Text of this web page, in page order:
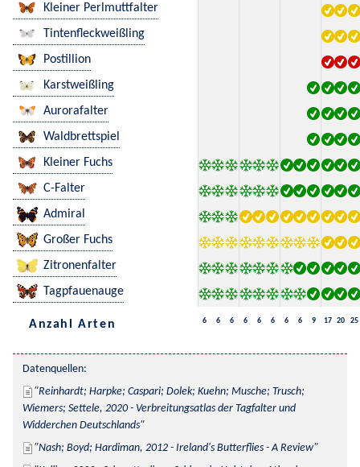
Kleiner Perlmuttfalter
Tintenfleckweißling
Postillion
Karstweißling
Aurorafalter
Waldbrettspiel
Kleiner Fuchs
C-Falter
Admiral
Großer Fuchs
Zitronenfalter
Tagpfauenauge
Anzahl Arten 6 6 6 6 6 6 6 6 9 17 20 25
Datenquellen:
Reinhardt; Harpke; Caspari; Dolek; Kuehn; Musche; Trusch;
Wiemers; Settele, 2020 - Verbreitungsatlas der Tagfalter und
Widderchen Deutschlands
Nash; Boyd; Hardiman, 2012 - Ireland's Butterflies - A Review